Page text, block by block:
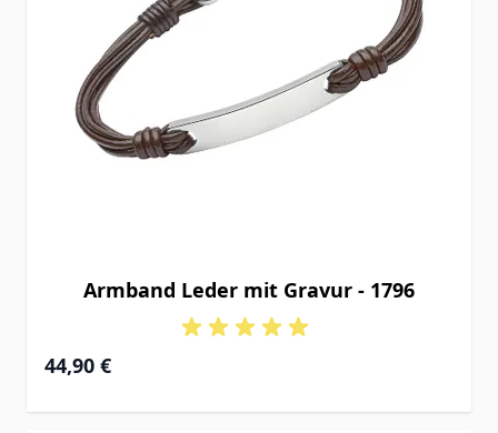
Armband Leder mit Gravur - 1796
44,90 €